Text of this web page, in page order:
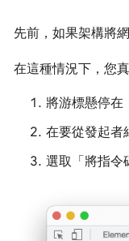
先前，如果架構將
在這種情況下，您
將游標懸停在
在要從發起者
選取「將指令